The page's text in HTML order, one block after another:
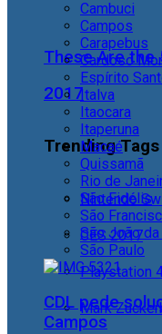
These Are the
2017
Trending Tags
Nintendo
CES 2017
Playstation
Mark
Cambuci
Campos
Carapebus
Cardoso
Espírito
Italva
Itaocara
Itaperuna
Macaé
Quissamã
Rio de
São Fidélis
São
São João da
São Paulo
CDL pede
Campos